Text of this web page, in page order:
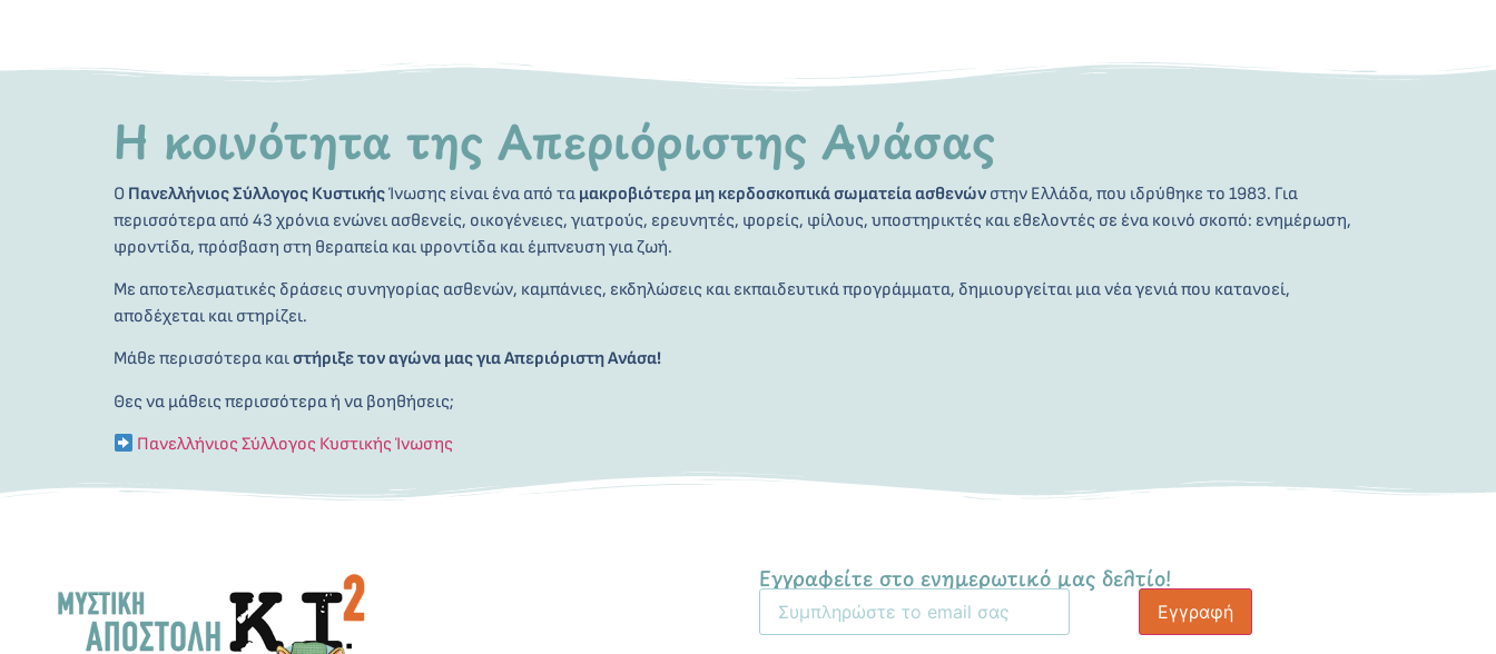
Η κοινότητα της Απεριόριστης Ανάσας
Ο Πανελλήνιος Σύλλογος ΚυστικήςΊνωσης είναι ένα από τα μακροβιότερα μη κερδοσκοπικά σωματεία ασθενών στην Ελλάδα, που ιδρύθηκε το 1983. Για
περισσότερα από 43 χρόνια ενώνει ασθενείς, οικογένειες, γιατρούς, ερευνητές, φορείς, φίλους, υποστηρικτές και εθελοντές σε ένα κοινό σκοπό: ενημέρωση,
φροντίδα, πρόσβαση στη θεραπεία και φροντίδα και έμπνευση για ζωή.
Με αποτελεσματικές δράσεις συνηγορίας ασθενών, καμπάνιες, εκδηλώσεις και εκπαιδευτικά προγράμματα, δημιουργείται μια νέα γενιά που κατανοεί,
αποδέχεται και στηρίζει.
Μάθε περισσότερα καιστήριξε τον αγώνα μας για Απεριόριστη Ανάσα!
Θες να μάθεις περισσότερα ή να βοηθήσεις;
Πανελλήνιος Σύλλογος Κυστικής Ίνωσης
Εγγραφείτε στο ενημερωτικό μας δελτίο!